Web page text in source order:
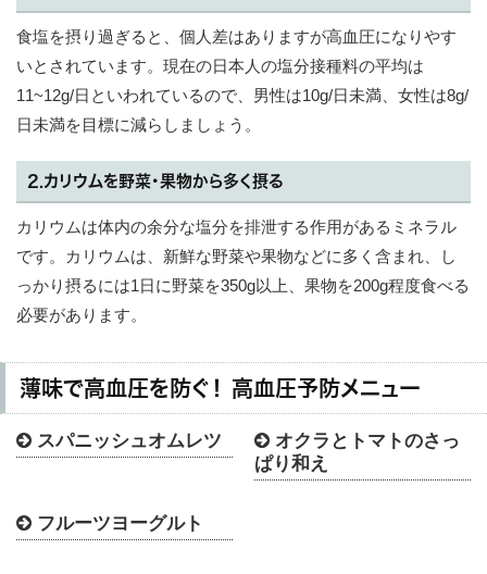
食塩を摂り過ぎると、個人差はありますが高血圧になりやす
いとされています。現在の日本人の塩分接種料の平均は
11~12g/日といわれているので、男性は10g/日未満、女性は8g/
日未満を目標に減らしましょう。
2.カリウムを野菜・果物から多く摂る
カリウムは体内の余分な塩分を排泄する作用があるミネラル
です。カリウムは、新鮮な野菜や果物などに多く含まれ、し
っかり摂るには1日に野菜を350g以上、果物を200g程度食べる
必要があります。
薄味で高血圧を防ぐ！ 高血圧予防メニュー
 スパニッシュオムレツ  オクラとトマトのさっ
ぱり和え
 フルーツヨーグルト